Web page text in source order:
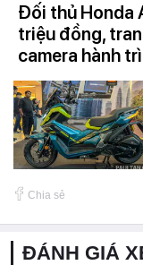
Đối thủ Honda
triệu đồng,
camera hành
Chia sẻ
ĐÁNH GIÁ